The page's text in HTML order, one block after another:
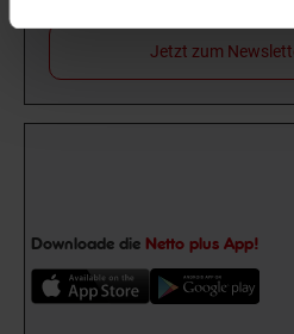
Jetzt zum
Downloade die Netto plus App!